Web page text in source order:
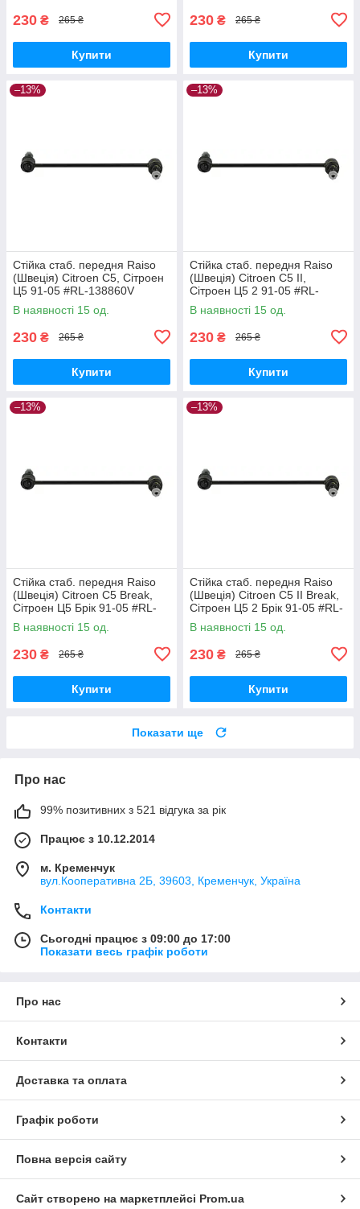
230 ₴ 265 ₴
Купити
230 ₴ 265 ₴
Купити
–13%
Стійка стаб. передня Raiso
(Швеція) Citroen C5, Сітроен
Ц5 91-05 #RL-138860V
UAPVVRP17
В наявності 15 од.
230 ₴ 265 ₴
Купити
–13%
Стійка стаб. передня Raiso
(Швеція) Citroen C5 II,
Сітроен Ц5 2 91-05 #RL-
138860V UAQEZFD17
В наявності 15 од.
230 ₴ 265 ₴
Купити
–13%
Стійка стаб. передня Raiso
(Швеція) Citroen C5 Break,
Сітроен Ц5 Брік 91-05 #RL-
138860V UAVEXLV17
В наявності 15 од.
230 ₴ 265 ₴
Купити
–13%
Стійка стаб. передня Raiso
(Швеція) Citroen C5 II Break,
Сітроен Ц5 2 Брік 91-05 #RL-
138860V UADNZPA17
В наявності 15 од.
230 ₴ 265 ₴
Купити
Показати ще
Про нас
99% позитивних з 521 відгука за рік
Працює з 10.12.2014
м. Кременчук
вул.Кооперативна 2Б, 39603, Кременчук, Україна
Контакти
Сьогодні працює з 09:00 до 17:00
Показати весь графік роботи
Про нас
Контакти
Доставка та оплата
Графік роботи
Повна версія сайту
Сайт створено на маркетплейсі Prom.ua